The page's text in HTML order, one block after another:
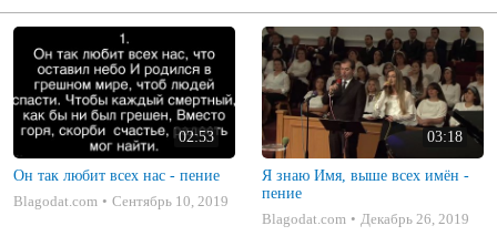
02:53
Он так любит всех нас - пение
Blagodat.com
Сентябрь 10, 2019
03:18
Я знаю Имя, выше всех имён -
пение
Blagodat.com
Декабрь 26, 2019